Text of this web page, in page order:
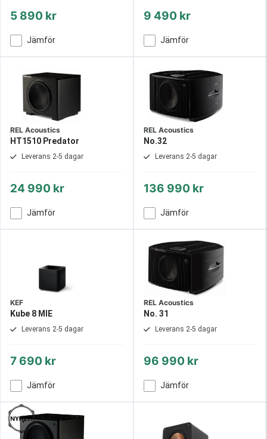
5 890 kr
Jämför
9 490 kr
Jämför
REL Acoustics
HT1510 Predator
Leverans 2-5 dagar
24 990 kr
Jämför
REL Acoustics
No.32
Leverans 2-5 dagar
136 990 kr
Jämför
KEF
Kube 8 MIE
Leverans 2-5 dagar
7 690 kr
Jämför
REL Acoustics
No. 31
Leverans 2-5 dagar
96 990 kr
Jämför